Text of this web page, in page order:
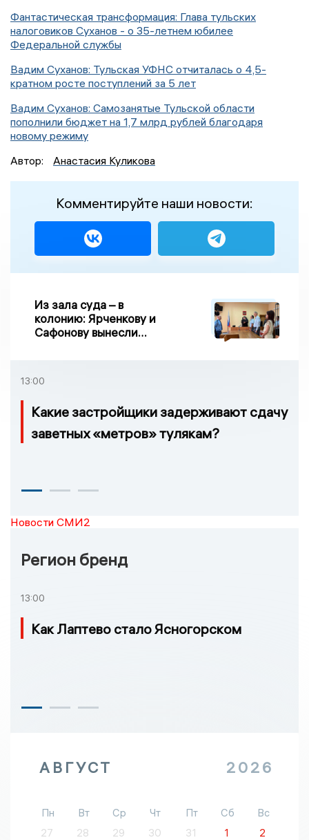
Фантастическая трансформация: Глава тульских
налоговиков Суханов - о 35-летнем юбилее
Федеральной службы
Вадим Суханов: Тульская УФНС отчиталась о 4,5-
кратном росте поступлений за 5 лет
Вадим Суханов: Самозанятые Тульской области
пополнили бюджет на 1,7 млрд рублей благодаря
новому режиму
Автор:
Анастасия Куликова
Комментируйте наши новости:
Из зала суда – в
колонию: Ярченкову и
Сафонову вынесли
13:00
Какие застройщики задерживают сдачу
заветных «метров» тулякам?
Новости СМИ2
Регион бренд
13:00
Как Лаптево стало Ясногорском
АВГУСТ 2026
Пн Вт Ср Чт Пт Сб
Вс
27
28 29 30 31 1
2